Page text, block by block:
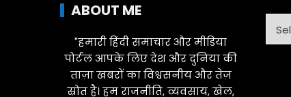
ABOUT ME
"हमारी हिंदी समाचार और मीडिया
पोर्टल आपके लिए देश और दुनिया की
ताज़ा खबरों का विश्वसनीय और तेज़
स्रोत है। हम राजनीति, व्यवसाय, खेल,